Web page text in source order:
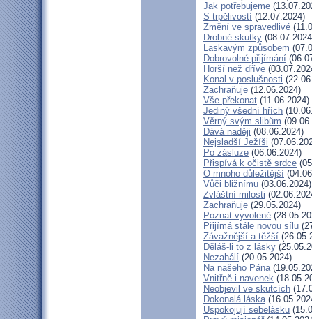
Jak potřebujeme
S trpělivostí (12.07.2024)
Změní ve spravedlivé
Drobné skutky
Laskavým způsobem
Dobrovolné přijímání
Horší než dříve
Konal v poslušnosti
Zachraňuje (12.06.2024)
Vše překonat (11.06.2024)
Jediný všední hřích
Věrný svým slibům
Dává naději (08.06.2024)
Nejsladší Ježíši
Po zásluze (06.06.2024)
Přispívá k očistě srdce
O mnoho důležitější
Vůči bližnímu (03.06.2024)
Zvláštní milosti
Zachraňuje (29.05.2024)
Poznat vyvolené
Přijímá stále novou sílu
Závažnější a těžší
Děláš-li to z lásky
Nezahálí (20.05.2024)
Na našeho Pána
Vnitřně i navenek
Neobjevil ve skutcích
Dokonalá láska
Uspokojují sebelásku